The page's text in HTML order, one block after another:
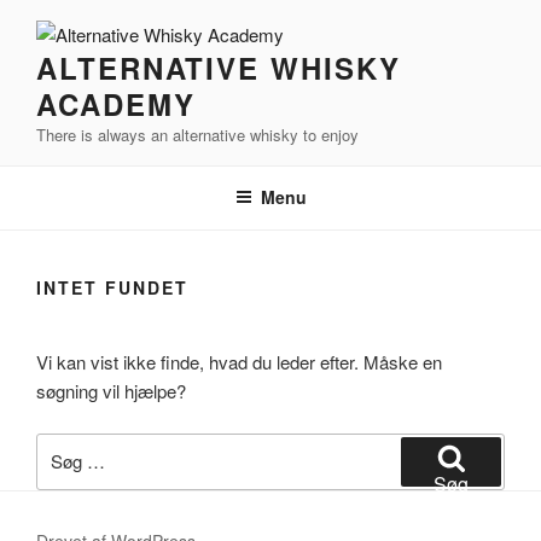
indholdALTERNATIVE WHISKY
ACADEMY
There is always an alternative whisky to enjoy
Menu
INTET FUNDET
Vi kan vist ikke finde, hvad du leder efter. Måske en
søgning vil hjælpe?
efter:
Søg